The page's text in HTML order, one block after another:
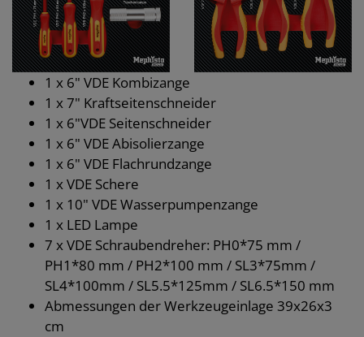
1 x 6" VDE Kombizange
1 x 7" Kraftseitenschneider
1 x 6"VDE Seitenschneider
1 x 6" VDE Abisolierzange
1 x 6" VDE Flachrundzange
1 x VDE Schere
1 x 10" VDE Wasserpumpenzange
1 x LED Lampe
7 x VDE Schraubendreher: PH0*75 mm /
PH1*80 mm / PH2*100 mm / SL3*75mm /
SL4*100mm / SL5.5*125mm / SL6.5*150 mm
Abmessungen der Werkzeugeinlage 39x26x3
cm